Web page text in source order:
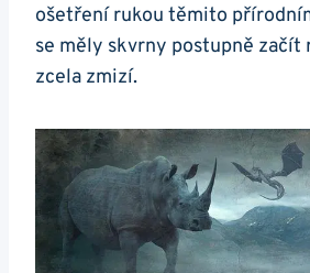
ošetření rukou těmito
se měly skvrny postupně začít
zcela zmizí.